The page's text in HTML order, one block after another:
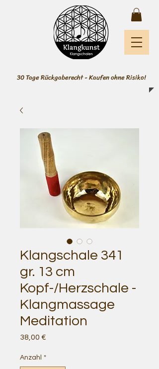
30 Tage Rückgaberecht - Kaufen ohne Risiko!
Klangschale 341
gr. 13 cm
Kopf-/Herzschale -
Klangmassage
Meditation
38,00 €
Anzahl *